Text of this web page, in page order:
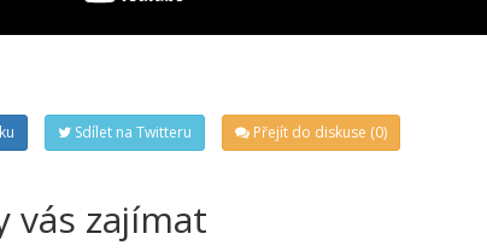
Sdílet na Twitteru Přejít do diskuse (0)
vás zajímat